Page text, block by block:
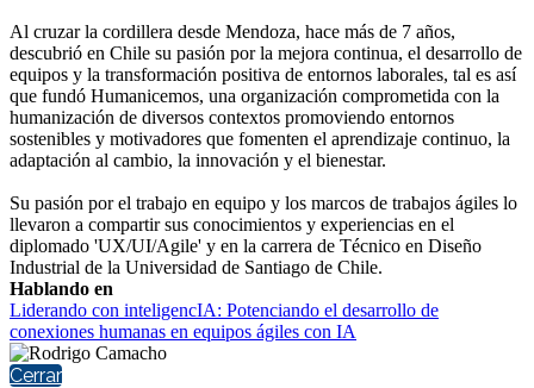
Al cruzar la cordillera desde Mendoza, hace más de 7 años,
descubrió en Chile su pasión por la mejora continua, el desarrollo de
equipos y la transformación positiva de entornos laborales, tal es así
que fundó Humanicemos, una organización comprometida con la
humanización de diversos contextos promoviendo entornos
sostenibles y motivadores que fomenten el aprendizaje continuo, la
adaptación al cambio, la innovación y el bienestar.
Su pasión por el trabajo en equipo y los marcos de trabajos ágiles lo
llevaron a compartir sus conocimientos y experiencias en el
diplomado 'UX/UI/Agile' y en la carrera de Técnico en Diseño
Industrial de la Universidad de Santiago de Chile.
Hablando en
Liderando con inteligencIA: Potenciando el desarrollo de
conexiones humanas en equipos ágiles con IA
Cerrar